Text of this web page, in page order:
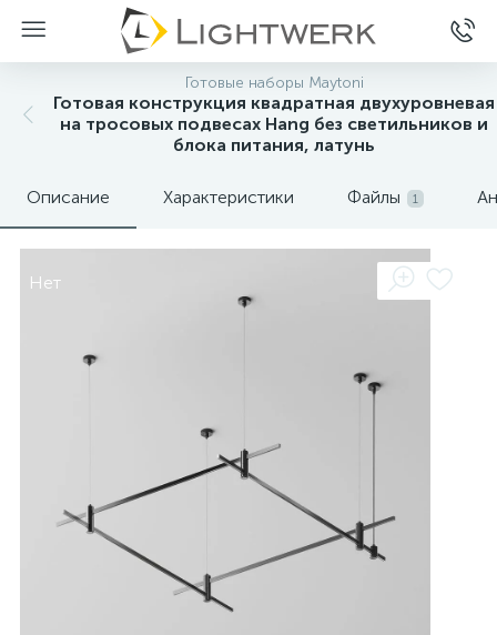
Готовые наборы Maytoni
Готовая конструкция квадратная двухуровневая
на тросовых подвесах Hang без светильников и
блока питания, латунь
Описание Характеристики Файлы 1
Нет